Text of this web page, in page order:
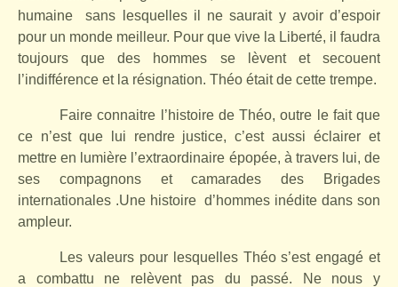
humaine
sans lesquelles il ne saurait y avoir d’espoir
pour un monde meilleur. Pour que vive la Liberté, il faudra
toujours que des hommes se lèvent et secouent
l’indifférence et la résignation. Théo était de cette trempe.
Faire connaitre l’histoire de Théo, outre le fait que
ce n’est que lui rendre justice, c’est aussi éclairer et
mettre en lumière l’extraordinaire épopée, à travers lui, de
ses compagnons et camarades des Brigades
internationales .Une histoire d’hommes inédite dans son
ampleur.
Les valeurs pour lesquelles Théo s’est engagé et
a combattu ne relèvent pas du passé. Ne nous y